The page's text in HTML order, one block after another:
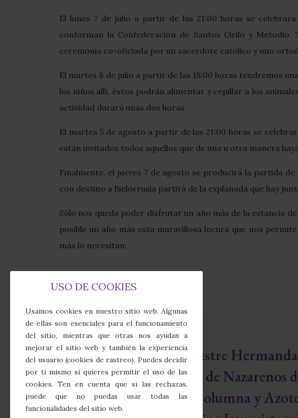
El lunes 7 de julio a partir de las 21:00 horas se
conforman la Confederación de Santos Cirilo y
ceremonia co-oficiada por un sacerdote católico y uno
El martes 8 de julio a partir de las 18:00 horas tendremos
los niños allí, éstos podrán alimentar y cepillar a los
actividad durará unas dos horas.
El martes 5 de agosto a partir de las 21:00 horas se
están invitados todos aquellos que de una u otra manera
Finalmente, el jueves 7 de agosto se producirá la partida
con destino a Bielorrusia partirá de la explanada que hay
Sólo nos queda poder disfrutar un año más de la estancia
posible un año más esta maravillosa locura que nos
más lo necesitan.
Real e Ilustre
Cofradía de Nazarenos
Sagrada Columna y
USO DE COOKIES
Usamos cookies en nuestro sitio web. Algunas
de ellas son esenciales para el funcionamiento
del sitio, mientras que otras nos ayudan a
mejorar el sitio web y también la experiencia
del usuario (cookies de rastreo). Puedes decidir
por ti mismo si quieres permitir el uso de las
cookies. Ten en cuenta que si las rechazas,
puede que no puedas usar todas las
funcionalidades del sitio web.